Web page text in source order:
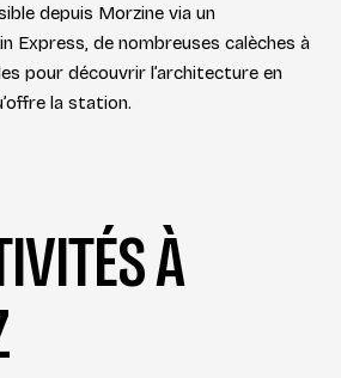
depuis Morzine via un
Express, de nombreuses calèches à
pour découvrir l’architecture en
la station.
À